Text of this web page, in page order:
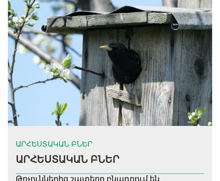
ԱՐՀԵՍՏԱԿԱՆ ԲՆԵՐ
ԱՐՀԵՍՏԱԿԱՆ ԲՆԵՐ
Թռչուններից շատերը բնադրում են